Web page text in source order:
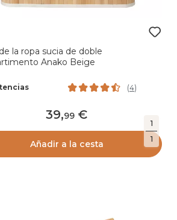
1
1
la ropa sucia de doble
Anako Beige
(4)
39,99
Añadir a la cesta